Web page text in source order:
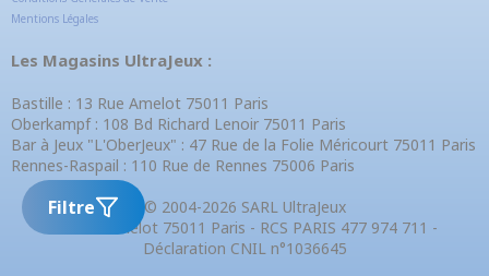
Filtre
Mentions Légales
Les Magasins UltraJeux :
Bastille : 13 Rue Amelot 75011 Paris
Oberkampf : 108 Bd Richard Lenoir 75011 Paris
Bar à Jeux "L'OberJeux" : 47 Rue de la Folie Méricourt 75011 Paris
Rennes-Raspail : 110 Rue de Rennes 75006 Paris
© 2004-2026 SARL UltraJeux
13 Rue Amelot 75011 Paris - RCS PARIS 477 974 711 -
Déclaration CNIL n°1036645